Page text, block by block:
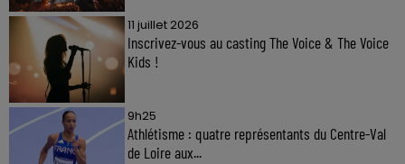
11 juillet 2026
Inscrivez-vous au casting The Voice & The Voice
Kids !
9h25
Athlétisme : quatre représentants du Centre-Val
de Loire aux...